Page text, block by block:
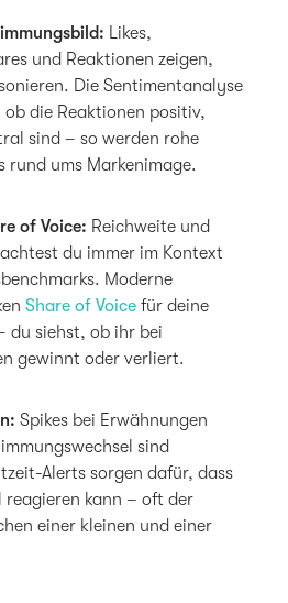
Likes,
und Reaktionen zeigen,
Die Sentimentanalyse
die Reaktionen positiv,
sind – so werden rohe
rund ums Markenimage.
of Voice: Reichweite und
du immer im Kontext
Moderne
Share of Voice für deine
du siehst, ob ihr bei
gewinnt oder verliert.
Spikes bei Erwähnungen
sind
Alerts sorgen dafür, dass
reagieren kann – oft der
einer kleinen und einer